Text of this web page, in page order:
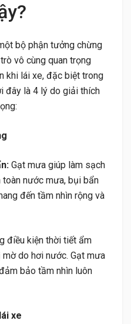
bộ phận tưởng chừng
vô cùng quan trọng
khi lái xe, đặc biệt trong
đây là 4 lý do giải thích
Gạt mưa giúp làm sạch
nước mưa, bụi bẩn
đến tầm nhìn rộng và
điều kiện thời tiết ẩm
do hơi nước. Gạt mưa
bảo tầm nhìn luôn
xe